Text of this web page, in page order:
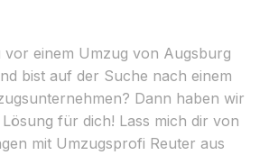
vor einem Umzug von Augsburg
bist auf der Suche nach einem
Dann haben wir
für dich! Lass mich dir von
mit Umzugsprofi Reuter aus